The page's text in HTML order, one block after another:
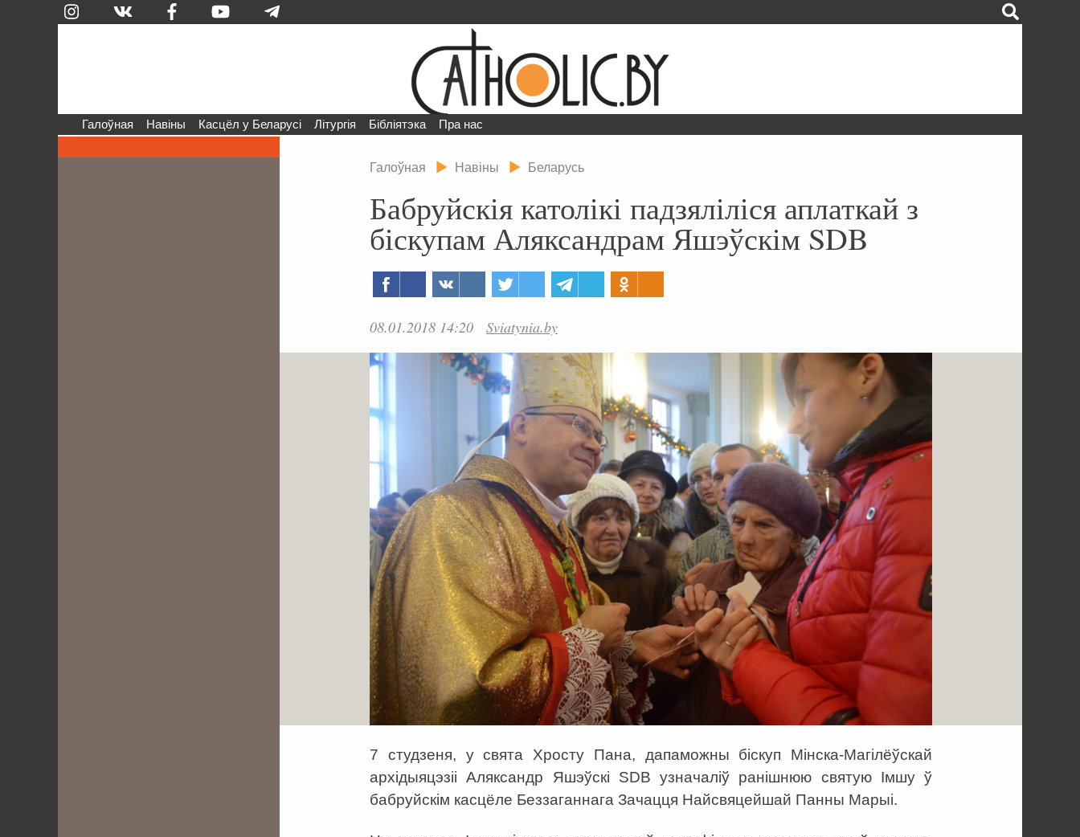
Галоўная Навіны Касцёл у Беларусі Літургія Бібліятэка Пра нас
Галоўная Навіны Беларусь
Бабруйскія католікі падзяліліся аплаткай з
біскупам Аляксандрам Яшэўскім SDB
08.01.2018 14:20 Sviatynia.by
7 студзеня, у свята Хросту Пана, дапаможны біскуп Мінска-Магілёўскай
архідыяцэзіі Аляксандр Яшэўскі SDB узначаліў ранішнюю святую Імшу ў
бабруйскім касцёле Беззаганнага Зачацця Найсвяцейшай Панны Марыі.